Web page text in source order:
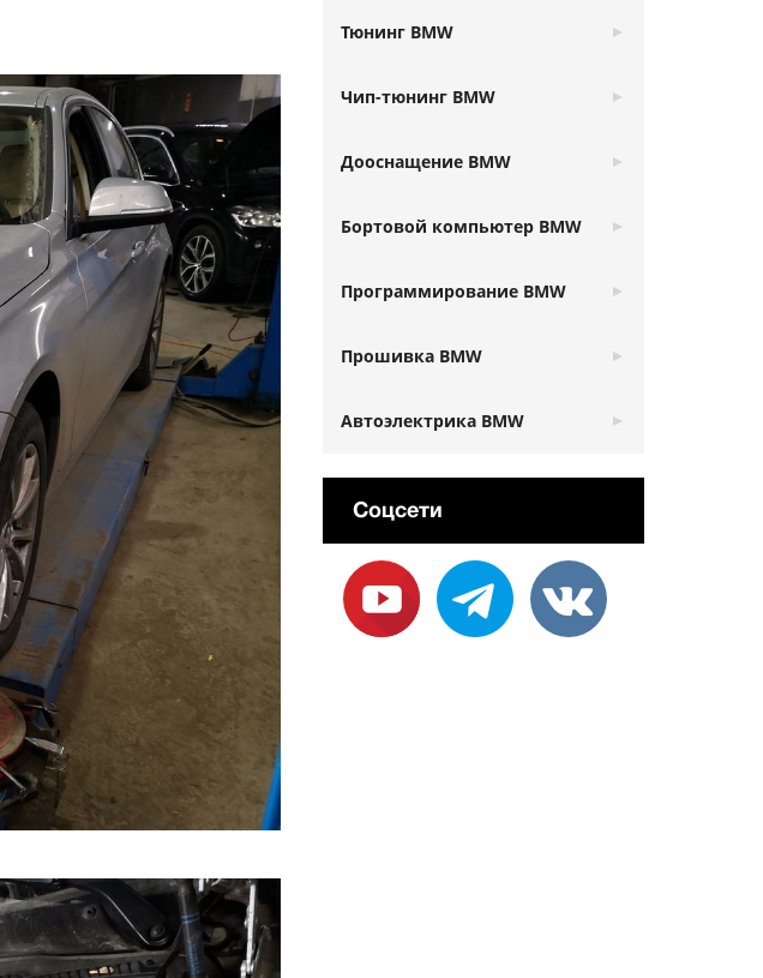
Тюнинг BMW
Чип-тюнинг BMW
Дооснащение BMW
Бортовой компьютер BMW
Программирование BMW
Прошивка BMW
Автоэлектрика BMW
Соцсети